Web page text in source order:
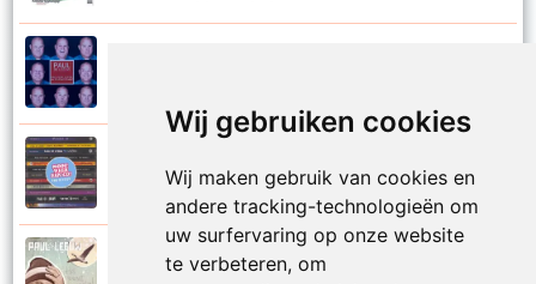
Wij gebruiken cookies
Wij maken gebruik van cookies en
andere tracking-technologieën om
uw surfervaring op onze website
te verbeteren, om
Katinka
Paul De Leeuw